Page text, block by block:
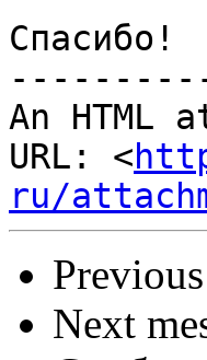
Спасибо!
An HTML
URL: <
ru/
Next